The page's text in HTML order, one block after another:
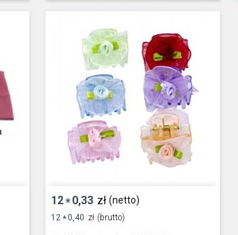
12*0,33 zł (netto)
12 *0,40 zł (brutto)